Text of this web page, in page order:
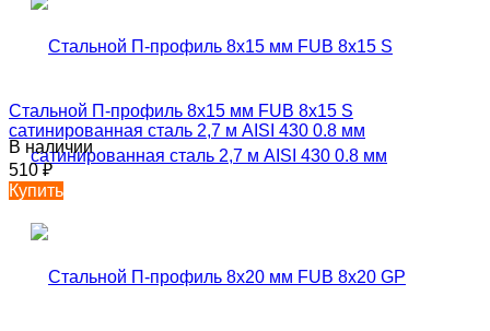
Стальной П-профиль 8х15 мм FUB 8х15 S
сатинированная сталь 2,7 м AISI 430 0.8 мм
В наличии
510₽
Купить